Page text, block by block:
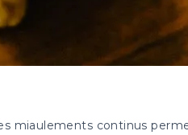
miaulements continus